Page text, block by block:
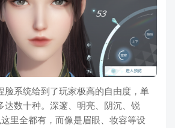
脸系统给到了玩家极高的自由度，单
达数十种。深邃、明亮、阴沉、锐
里全都有，而像是眉眼、妆容等设